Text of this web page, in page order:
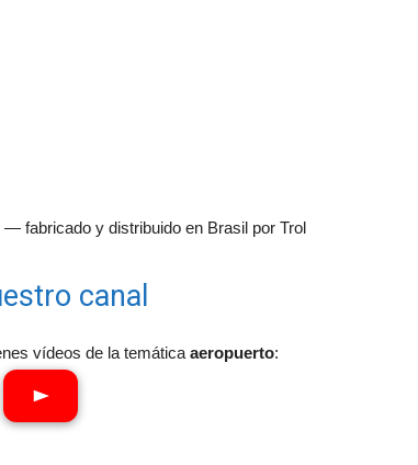
fabricado y distribuido en Brasil por Trol
canal
vídeos de la temática aeropuerto: